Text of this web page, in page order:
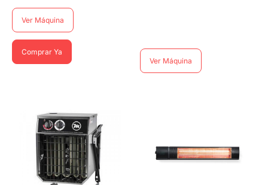
Ver Máquina
Comprar Ya
Ver Máquina